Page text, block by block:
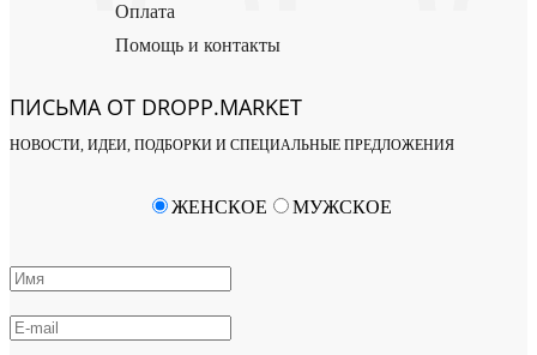
Оплата
Помощь и контакты
ПИСЬМА ОТ DROPP.MARKET
НОВОСТИ, ИДЕИ, ПОДБОРКИ И СПЕЦИАЛЬНЫЕ ПРЕДЛОЖЕНИЯ
ЖЕНСКОЕ МУЖСКОЕ